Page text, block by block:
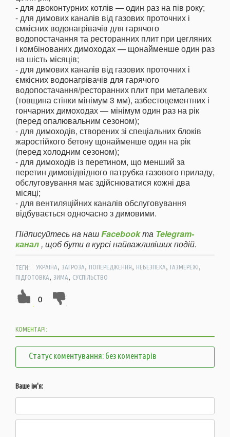
- для двоконтурних котлів — один раз на пів року;
- для димових каналів від газових проточних і
ємкісних водонагрівачів для гарячого
водопостачання та ресторанних плит при цегляних
і комбінованих димоходах — щонайменше один раз
на шість місяців;
- для димових каналів від газових проточних і
ємкісних водонагрівачів для гарячого
водопостачання/ресторанних плит при металевих
(товщина стінки мінімум 3 мм), азбестоцементних і
гончарних димоходах — мінімум один раз на рік
(перед опалювальним сезоном);
- для димоходів, створених зі спеціальних блоків
жаростійкого бетону щонайменше один на рік
(перед холодним сезоном);
- для димоходів із перетином, що менший за
перетин димовідвідного патрубка газового приладу,
обслуговування має здійснюватися кожні два
місяці;
- для вентиляційних каналів обслуговування
відбувається одночасно з димовими.
Підписуйтесь на нашFacebookта Telegram-
канал, щоб бути в курсі найважливіших подій.
ТЕГИ: УКРАЇНА, ЗАГРОЗА, ПОПЕРЕДЖЕННЯ, НЕБЕЗПЕКА, ГАЗМЕРЕЖІ,
ПІДГОТОВКА, ЗИМА, СУСПІЛЬСТВО
0
КОМЕНТАРІ:
Статус коментування: без коментарів
Ваше ім'я: